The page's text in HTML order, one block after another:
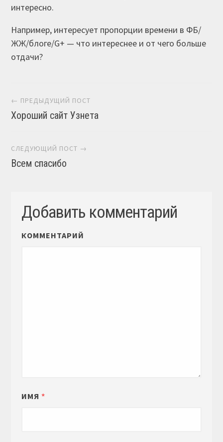
интересно.
Например, интересует пропорции времени в ФБ/
ЖЖ/блоге/G+ — что интереснее и от чего больше
отдачи?
Навигация постов
← ПРЕДЫДУЩИЙ ПОСТ
Хороший сайт Узнета
СЛЕДУЮЩИЙ ПОСТ →
Всем спасибо
Добавить комментарий
КОММЕНТАРИЙ
ИМЯ *